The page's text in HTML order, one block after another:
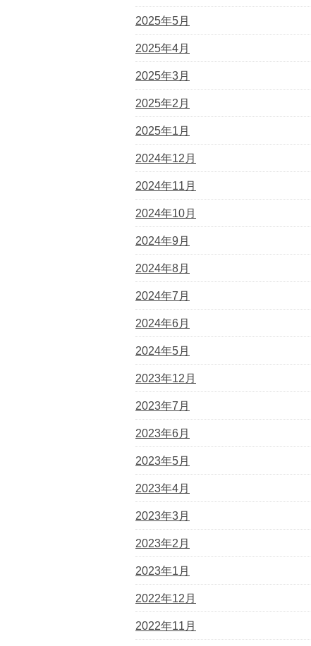
2025年5月
2025年4月
2025年3月
2025年2月
2025年1月
2024年12月
2024年11月
2024年10月
2024年9月
2024年8月
2024年7月
2024年6月
2024年5月
2023年12月
2023年7月
2023年6月
2023年5月
2023年4月
2023年3月
2023年2月
2023年1月
2022年12月
2022年11月